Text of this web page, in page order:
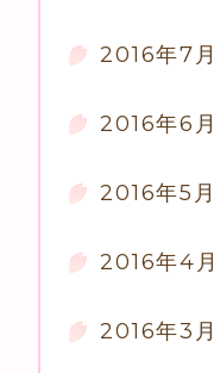
2016年7月
2016年6月
2016年5月
2016年4月
2016年3月